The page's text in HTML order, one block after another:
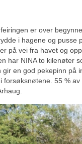
er over
i hagene og pusse
på vei fra havet og
har NINA to kilenøter
gir en god pekepinn på
forsøksnøtene. 55 %